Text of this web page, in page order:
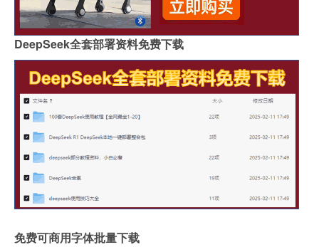
DeepSeek全套部署资料免费下载
免费可商用字体批量下载